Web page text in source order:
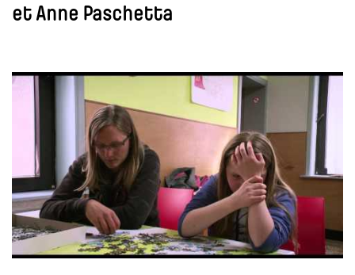
et Anne Paschetta